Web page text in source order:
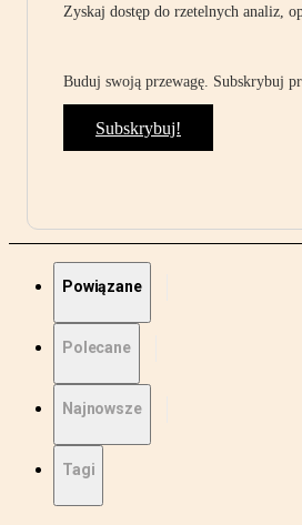
Zyskaj dostęp do rzetelnych analiz,
Buduj swoją przewagę. Subskrybuj
Subskrybuj!
Powiązane
Polecane
Najnowsze
Tagi